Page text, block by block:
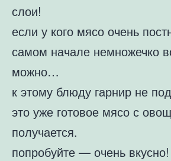
слои!
если у кого мясо очень
самом начале немножечко
можно…
к этому блюду гарнир не
это уже готовое мясо с
получается.
попробуйте — очень вкусно!